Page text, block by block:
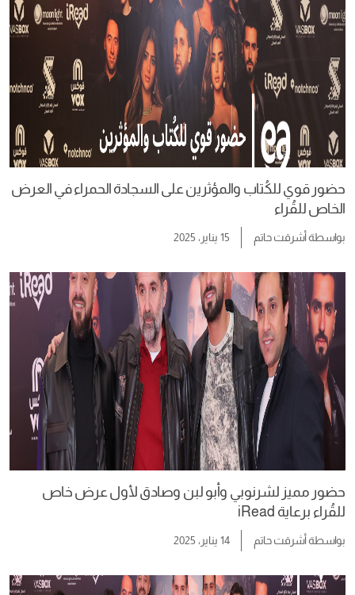
حضور قوي للكُتاب والمؤثرين على السجادة الحمراء في العرض
الخاص للقُراء
بواسطةأشرقت حاتم 15 يناير، 2025
حضور مميز لشرنوبي وأبو لبن وصادق لأول عرض خاص
للقُراء برعاية iRead
بواسطةأشرقت حاتم 14 يناير، 2025